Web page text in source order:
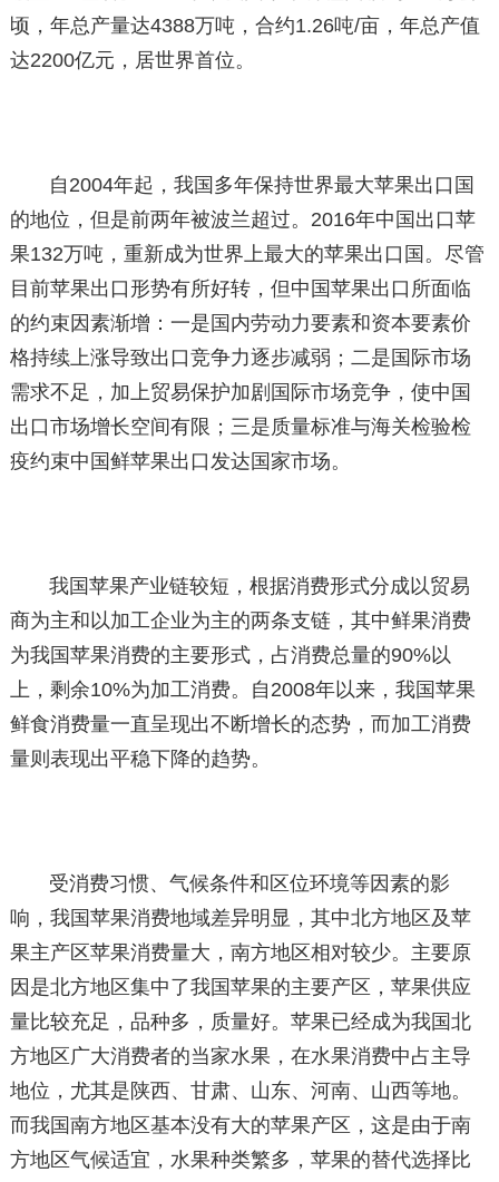
顷，年总产量达4388万吨，合约1.26吨/亩，年总产值
达2200亿元，居世界首位。
自2004年起，我国多年保持世界最大苹果出口国
的地位，但是前两年被波兰超过。2016年中国出口苹
果132万吨，重新成为世界上最大的苹果出口国。尽管
目前苹果出口形势有所好转，但中国苹果出口所面临
的约束因素渐增：一是国内劳动力要素和资本要素价
格持续上涨导致出口竞争力逐步减弱；二是国际市场
需求不足，加上贸易保护加剧国际市场竞争，使中国
出口市场增长空间有限；三是质量标准与海关检验检
疫约束中国鲜苹果出口发达国家市场。
我国苹果产业链较短，根据消费形式分成以贸易
商为主和以加工企业为主的两条支链，其中鲜果消费
为我国苹果消费的主要形式，占消费总量的90%以
上，剩余10%为加工消费。自2008年以来，我国苹果
鲜食消费量一直呈现出不断增长的态势，而加工消费
量则表现出平稳下降的趋势。
受消费习惯、气候条件和区位环境等因素的影
响，我国苹果消费地域差异明显，其中北方地区及苹
果主产区苹果消费量大，南方地区相对较少。主要原
因是北方地区集中了我国苹果的主要产区，苹果供应
量比较充足，品种多，质量好。苹果已经成为我国北
方地区广大消费者的当家水果，在水果消费中占主导
地位，尤其是陕西、甘肃、山东、河南、山西等地。
而我国南方地区基本没有大的苹果产区，这是由于南
方地区气候适宜，水果种类繁多，苹果的替代选择比